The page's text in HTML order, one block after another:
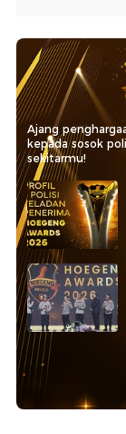
Ajang
kepada sosok
sekitarmu!